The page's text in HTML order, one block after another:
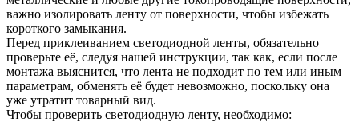
важно изолировать ленту от поверхности, чтобы избежать
короткого замыкания.
Перед приклеиванием светодиодной ленты, обязательно
проверьте её, следуя нашей инструкции, так как, если после
монтажа выяснится, что лента не подходит по тем или иным
параметрам, обменять её будет невозможно, поскольку она
уже утратит товарный вид.
Чтобы проверить светодиодную ленту, необходимо: